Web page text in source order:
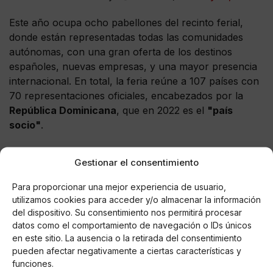
Gestionar el consentimiento
Para proporcionar una mejor experiencia de usuario,
utilizamos cookies para acceder y/o almacenar la información
del dispositivo. Su consentimiento nos permitirá procesar
datos como el comportamiento de navegación o IDs únicos
en este sitio. La ausencia o la retirada del consentimiento
pueden afectar negativamente a ciertas características y
funciones.
Este año ocupa ocho pabellones del recinto ferial,
donde están representadas todas las comunidades
autónomas, con una gran oferta de los destinos
españoles, nuevas empresas, y una mayor presencia
internacional. En total, la feria reúne a 107 países con
70 representaciones oficiales, encabezados por la
República Dominicana, que en 2022 es el "país
socio".
Casi 7 empresas participarán en la 42ª edición de
. Los Reyes han visitado los expositores
de algunas de ellas y
#FITURScreen
, un espacio
destinado a conectar las industrias del turismo y del
cine.
??https://t.co/FPGam85QY9
pic.twitter.com/6FOxzzujIC
— Casa de S.M. el Rey (@CasaReal)